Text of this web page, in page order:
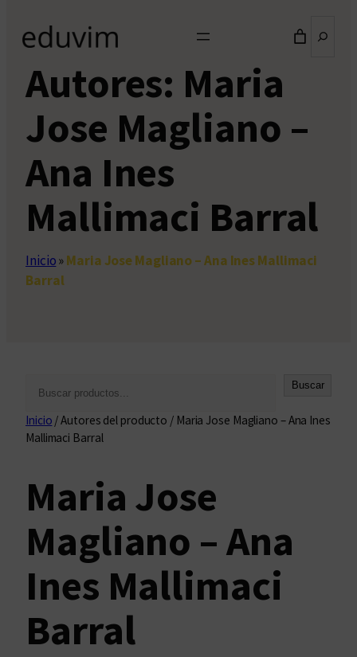
Autores: Maria
Jose Magliano –
Ana Ines
Mallimaci Barral
Inicio»Maria Jose Magliano – Ana Ines Mallimaci
Barral
s
c
r
Buscar
Inicio / Autores del producto / Maria Jose Magliano – Ana Ines
Mallimaci Barral
Maria Jose
Magliano – Ana
Ines Mallimaci
Barral